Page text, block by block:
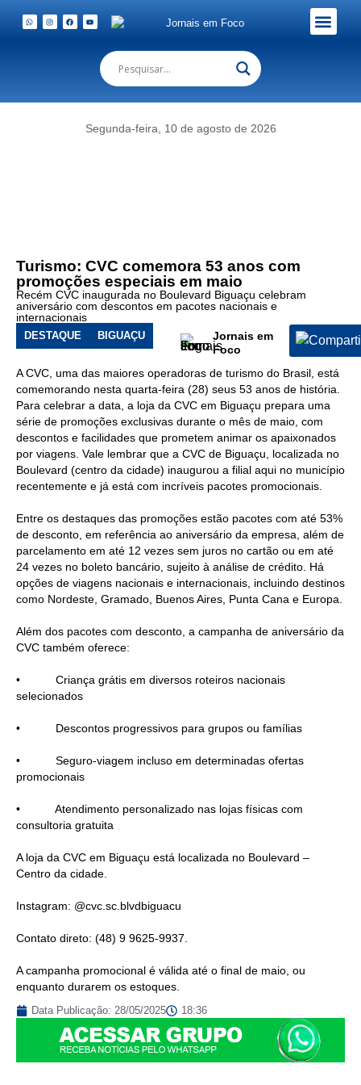
Segunda-feira, 10 de agosto de 2026
Turismo: CVC comemora 53 anos com
promoções especiais em maio
Recém CVC inaugurada no Boulevard Biguaçu celebram
aniversário com descontos em pacotes nacionais e
internacionais
DESTAQUE BIGUAÇU
Jornais em
Foco
da
(Master
franqueada
de
Santa
Catarina)
A CVC, uma das maiores operadoras de turismo do Brasil, está
comemorando nesta quarta-feira (28) seus 53 anos de história.
Para celebrar a data, a loja da CVC em Biguaçu prepara uma
série de promoções exclusivas durante o mês de maio, com
descontos e facilidades que prometem animar os apaixonados
por viagens. Vale lembrar que a CVC de Biguaçu, localizada no
Boulevard (centro da cidade) inaugurou a filial aqui no município
recentemente e já está com incríveis pacotes promocionais.
Entre os destaques das promoções estão pacotes com até 53%
de desconto, em referência ao aniversário da empresa, além de
parcelamento em até 12 vezes sem juros no cartão ou em até
24 vezes no boleto bancário, sujeito à análise de crédito. Há
opções de viagens nacionais e internacionais, incluindo destinos
como Nordeste, Gramado, Buenos Aires, Punta Cana e Europa.
Além dos pacotes com desconto, a campanha de aniversário da
CVC também oferece:
• Criança grátis em diversos roteiros nacionais
selecionados
• Descontos progressivos para grupos ou famílias
• Seguro-viagem incluso em determinadas ofertas
promocionais
• Atendimento personalizado nas lojas físicas com
consultoria gratuita
A loja da CVC em Biguaçu está localizada no Boulevard –
Centro da cidade.
Instagram: @cvc.sc.blvdbiguacu
Contato direto: (48) 9 9625-9937.
A campanha promocional é válida até o final de maio, ou
enquanto durarem os estoques.
Data Publicação: 28/05/2025 18:36